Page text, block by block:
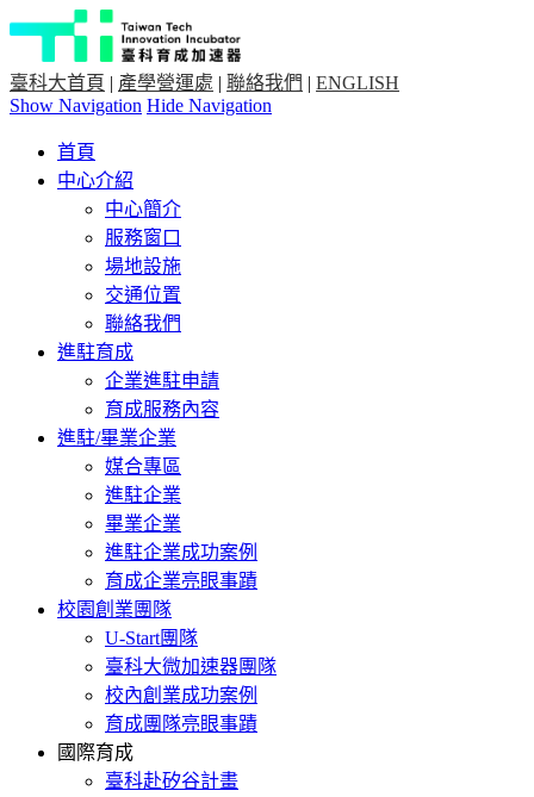
臺科大首頁 | 產學營運處 | 聯絡我們 | ENGLISH
Show Navigation Hide Navigation
首頁
中心介紹
中心簡介
服務窗口
場地設施
交通位置
聯絡我們
進駐育成
企業進駐申請
育成服務內容
進駐/畢業企業
媒合專區
進駐企業
畢業企業
進駐企業成功案例
育成企業亮眼事蹟
校園創業團隊
U-Start團隊
臺科大微加速器團隊
校內創業成功案例
育成團隊亮眼事蹟
國際育成
臺科赴矽谷計畫